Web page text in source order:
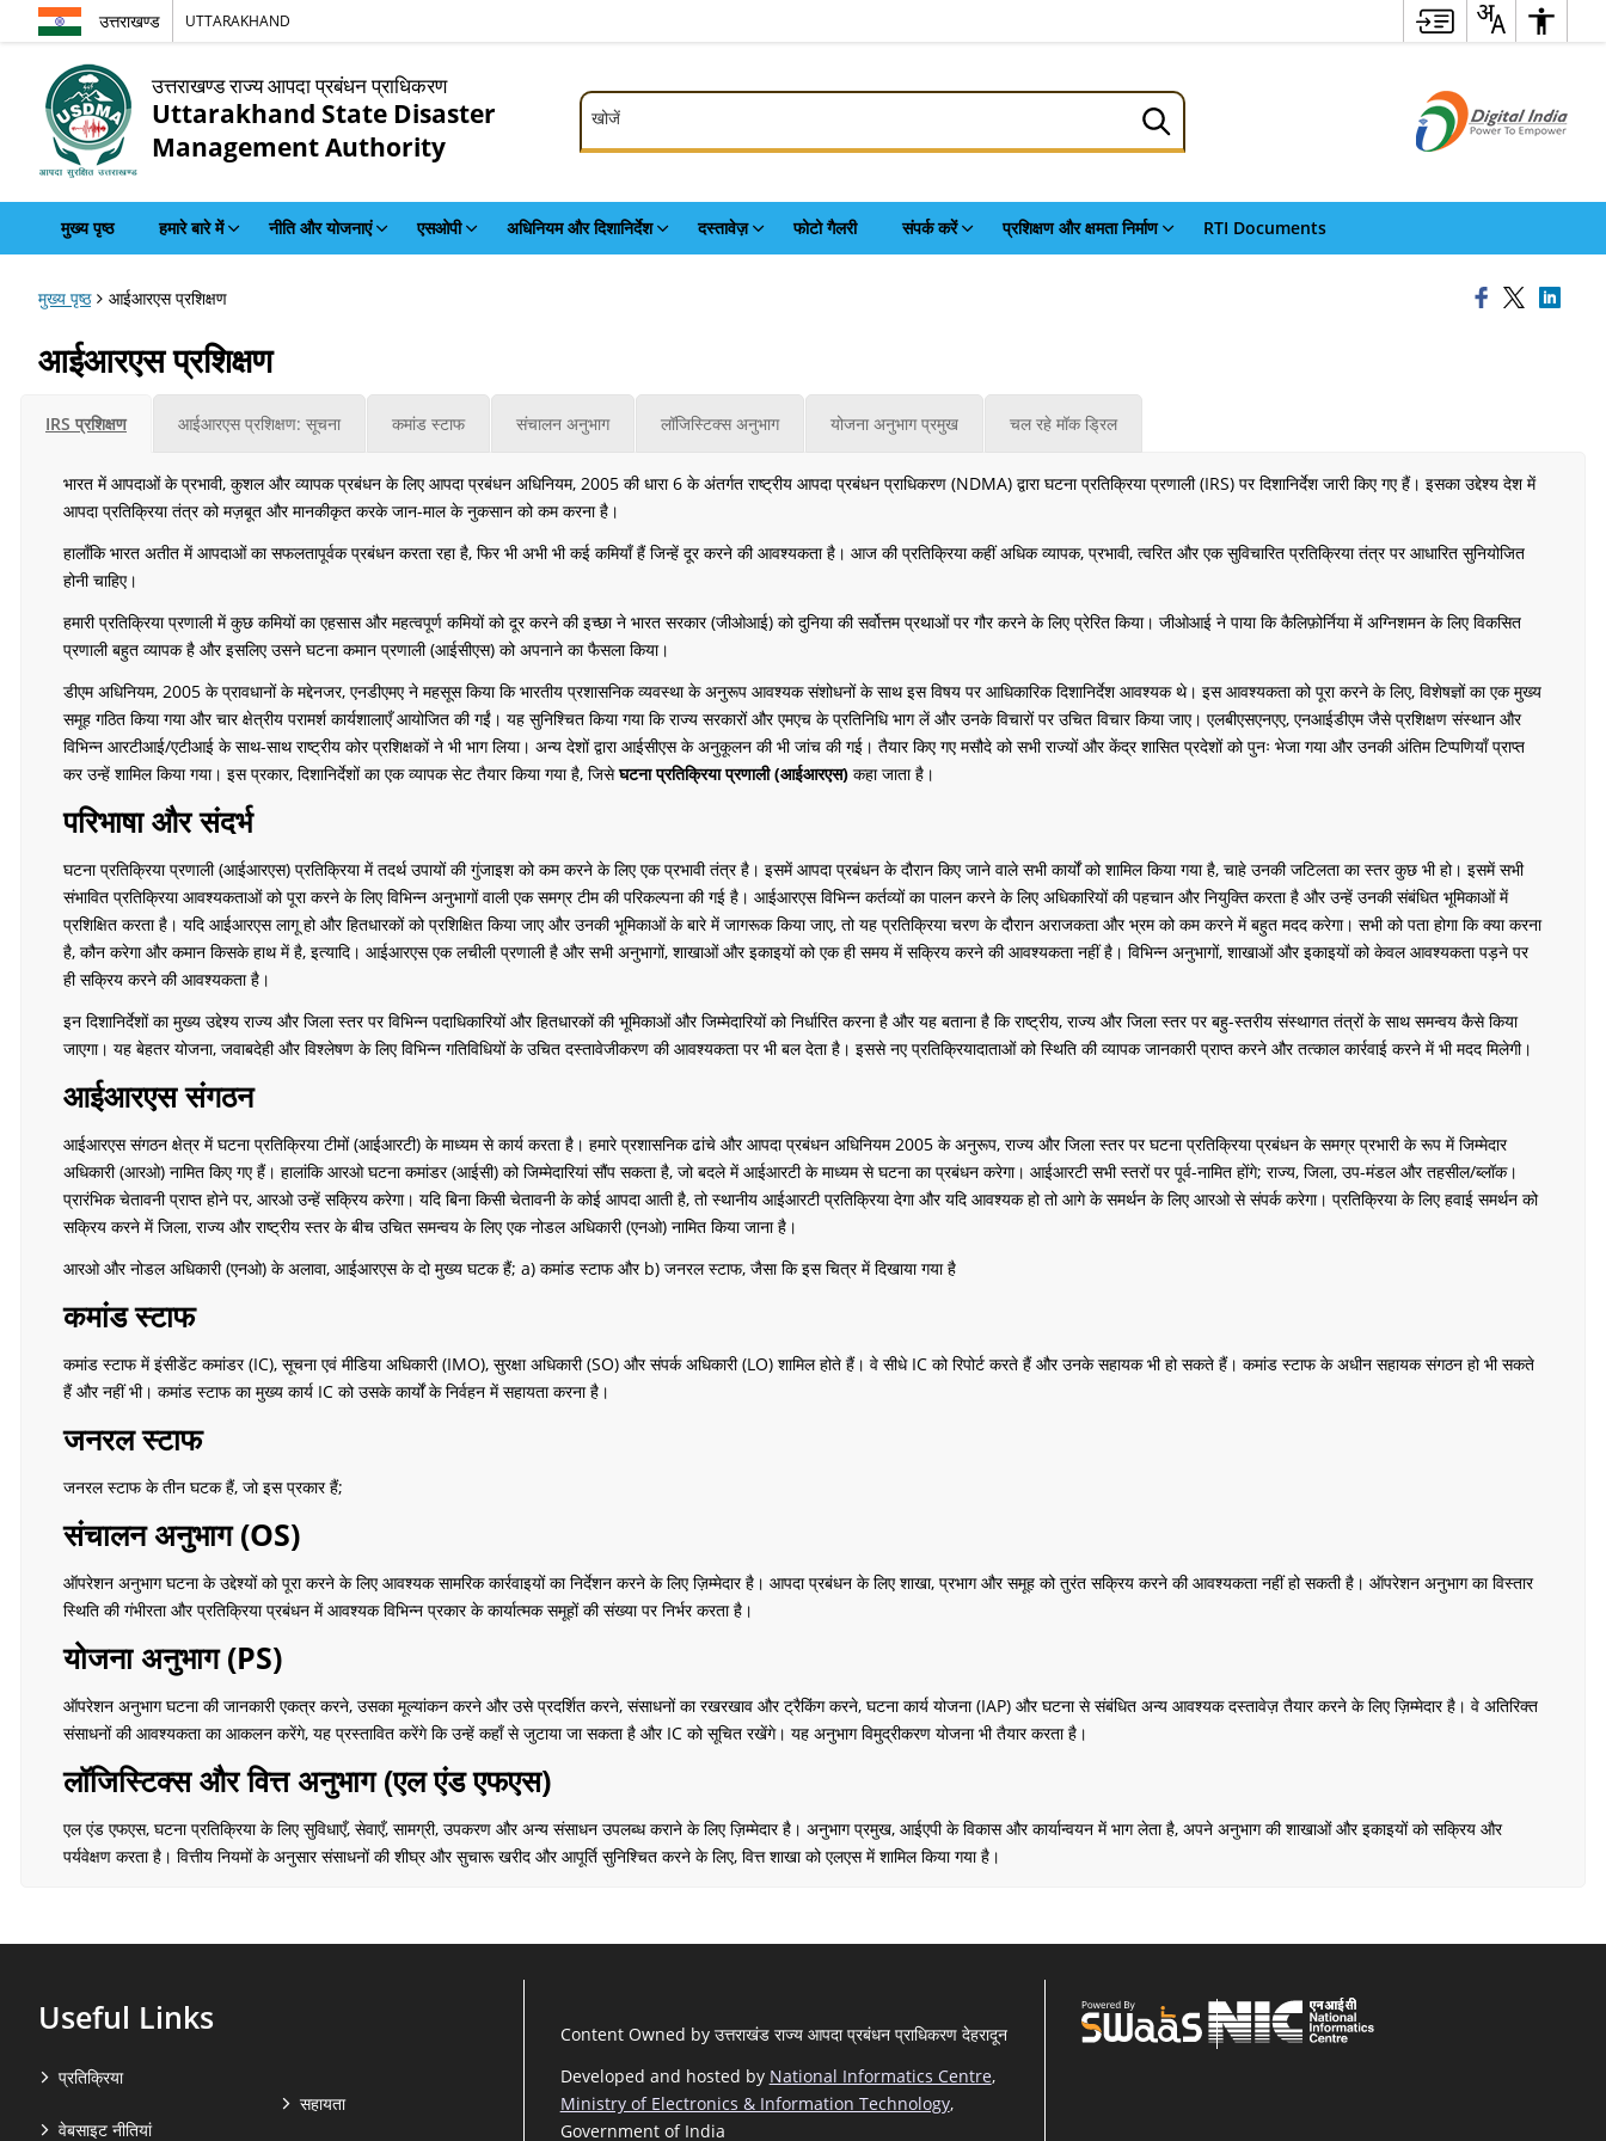
उत्तराखण्ड UTTARAKHAND
उत्तराखण्ड राज्य आपदा प्रबंधन प्राधिकरण
Uttarakhand State Disaster
Management Authority
खोजें
खोजें
मुख्य पृष्ठ हमारे बारे में नीति और योजनाएं एसओपी अधिनियम और दिशानिर्देश दस्तावेज़ फोटो गैलरी संपर्क करें प्रशिक्षण और क्षमता निर्माण RTI Documents
मुख्य पृष्ठ आईआरएस प्रशिक्षण
आईआरएस प्रशिक्षण
IRS प्रशिक्षण आईआरएस प्रशिक्षण: सूचना कमांड स्टाफ संचालन अनुभाग लॉजिस्टिक्स अनुभाग योजना अनुभाग प्रमुख चल रहे मॉक ड्रिल
भारत में आपदाओं के प्रभावी, कुशल और व्यापक प्रबंधन के लिए आपदा प्रबंधन अधिनियम, 2005 की धारा 6 के अंतर्गत राष्ट्रीय आपदा प्रबंधन प्राधिकरण (NDMA) द्वारा घटना प्रतिक्रिया प्रणाली (IRS) पर दिशानिर्देश जारी किए गए हैं। इसका उद्देश्य देश में
आपदा प्रतिक्रिया तंत्र को मज़बूत और मानकीकृत करके जान-माल के नुकसान को कम करना है।
हालाँकि भारत अतीत में आपदाओं का सफलतापूर्वक प्रबंधन करता रहा है, फिर भी अभी भी कई कमियाँ हैं जिन्हें दूर करने की आवश्यकता है। आज की प्रतिक्रिया कहीं अधिक व्यापक, प्रभावी, त्वरित और एक सुविचारित प्रतिक्रिया तंत्र पर आधारित सुनियोजित
होनी चाहिए।
हमारी प्रतिक्रिया प्रणाली में कुछ कमियों का एहसास और महत्वपूर्ण कमियों को दूर करने की इच्छा ने भारत सरकार (जीओआई) को दुनिया की सर्वोत्तम प्रथाओं पर गौर करने के लिए प्रेरित किया। जीओआई ने पाया कि कैलिफ़ोर्निया में अग्निशमन के लिए विकसित
प्रणाली बहुत व्यापक है और इसलिए उसने घटना कमान प्रणाली (आईसीएस) को अपनाने का फैसला किया।
डीएम अधिनियम, 2005 के प्रावधानों के मद्देनजर, एनडीएमए ने महसूस किया कि भारतीय प्रशासनिक व्यवस्था के अनुरूप आवश्यक संशोधनों के साथ इस विषय पर आधिकारिक दिशानिर्देश आवश्यक थे। इस आवश्यकता को पूरा करने के लिए, विशेषज्ञों का एक मुख्य
समूह गठित किया गया और चार क्षेत्रीय परामर्श कार्यशालाएँ आयोजित की गईं। यह सुनिश्चित किया गया कि राज्य सरकारों और एमएच के प्रतिनिधि भाग लें और उनके विचारों पर उचित विचार किया जाए। एलबीएसएनएए, एनआईडीएम जैसे प्रशिक्षण संस्थान और
विभिन्न आरटीआई/एटीआई के साथ-साथ राष्ट्रीय कोर प्रशिक्षकों ने भी भाग लिया। अन्य देशों द्वारा आईसीएस के अनुकूलन की भी जांच की गई। तैयार किए गए मसौदे को सभी राज्यों और केंद्र शासित प्रदेशों को पुनः भेजा गया और उनकी अंतिम टिप्पणियाँ प्राप्त
कर उन्हें शामिल किया गया। इस प्रकार, दिशानिर्देशों का एक व्यापक सेट तैयार किया गया है, जिसेघटना प्रतिक्रिया प्रणाली (आईआरएस) कहा जाता है।
परिभाषा और संदर्भ
घटना प्रतिक्रिया प्रणाली (आईआरएस) प्रतिक्रिया में तदर्थ उपायों की गुंजाइश को कम करने के लिए एक प्रभावी तंत्र है। इसमें आपदा प्रबंधन के दौरान किए जाने वाले सभी कार्यों को शामिल किया गया है, चाहे उनकी जटिलता का स्तर कुछ भी हो। इसमें सभी
संभावित प्रतिक्रिया आवश्यकताओं को पूरा करने के लिए विभिन्न अनुभागों वाली एक समग्र टीम की परिकल्पना की गई है। आईआरएस विभिन्न कर्तव्यों का पालन करने के लिए अधिकारियों की पहचान और नियुक्ति करता है और उन्हें उनकी संबंधित भूमिकाओं में
प्रशिक्षित करता है। यदि आईआरएस लागू हो और हितधारकों को प्रशिक्षित किया जाए और उनकी भूमिकाओं के बारे में जागरूक किया जाए, तो यह प्रतिक्रिया चरण के दौरान अराजकता और भ्रम को कम करने में बहुत मदद करेगा। सभी को पता होगा कि क्या करना
है, कौन करेगा और कमान किसके हाथ में है, इत्यादि। आईआरएस एक लचीली प्रणाली है और सभी अनुभागों, शाखाओं और इकाइयों को एक ही समय में सक्रिय करने की आवश्यकता नहीं है। विभिन्न अनुभागों, शाखाओं और इकाइयों को केवल आवश्यकता पड़ने पर
ही सक्रिय करने की आवश्यकता है।
इन दिशानिर्देशों का मुख्य उद्देश्य राज्य और जिला स्तर पर विभिन्न पदाधिकारियों और हितधारकों की भूमिकाओं और जिम्मेदारियों को निर्धारित करना है और यह बताना है कि राष्ट्रीय, राज्य और जिला स्तर पर बहु-स्तरीय संस्थागत तंत्रों के साथ समन्वय कैसे किया
जाएगा। यह बेहतर योजना, जवाबदेही और विश्लेषण के लिए विभिन्न गतिविधियों के उचित दस्तावेजीकरण की आवश्यकता पर भी बल देता है। इससे नए प्रतिक्रियादाताओं को स्थिति की व्यापक जानकारी प्राप्त करने और तत्काल कार्रवाई करने में भी मदद मिलेगी।
आईआरएस संगठन
आईआरएस संगठन क्षेत्र में घटना प्रतिक्रिया टीमों (आईआरटी) के माध्यम से कार्य करता है। हमारे प्रशासनिक ढांचे और आपदा प्रबंधन अधिनियम 2005 के अनुरूप, राज्य और जिला स्तर पर घटना प्रतिक्रिया प्रबंधन के समग्र प्रभारी के रूप में जिम्मेदार
अधिकारी (आरओ) नामित किए गए हैं। हालांकि आरओ घटना कमांडर (आईसी) को जिम्मेदारियां सौंप सकता है, जो बदले में आईआरटी के माध्यम से घटना का प्रबंधन करेगा। आईआरटी सभी स्तरों पर पूर्व-नामित होंगे; राज्य, जिला, उप-मंडल और तहसील/ब्लॉक।
प्रारंभिक चेतावनी प्राप्त होने पर, आरओ उन्हें सक्रिय करेगा। यदि बिना किसी चेतावनी के कोई आपदा आती है, तो स्थानीय आईआरटी प्रतिक्रिया देगा और यदि आवश्यक हो तो आगे के समर्थन के लिए आरओ से संपर्क करेगा। प्रतिक्रिया के लिए हवाई समर्थन को
सक्रिय करने में जिला, राज्य और राष्ट्रीय स्तर के बीच उचित समन्वय के लिए एक नोडल अधिकारी (एनओ) नामित किया जाना है।
आरओ और नोडल अधिकारी (एनओ) के अलावा, आईआरएस के दो मुख्य घटक हैं; a) कमांड स्टाफ और b) जनरल स्टाफ, जैसा कि इस चित्र में दिखाया गया है
कमांड स्टाफ
कमांड स्टाफ में इंसीडेंट कमांडर (IC), सूचना एवं मीडिया अधिकारी (IMO), सुरक्षा अधिकारी (SO) और संपर्क अधिकारी (LO) शामिल होते हैं। वे सीधे IC को रिपोर्ट करते हैं और उनके सहायक भी हो सकते हैं। कमांड स्टाफ के अधीन सहायक संगठन हो भी सकते
हैं और नहीं भी। कमांड स्टाफ का मुख्य कार्य IC को उसके कार्यों के निर्वहन में सहायता करना है।
जनरल स्टाफ
जनरल स्टाफ के तीन घटक हैं, जो इस प्रकार हैं;
संचालन अनुभाग (OS)
ऑपरेशन अनुभाग घटना के उद्देश्यों को पूरा करने के लिए आवश्यक सामरिक कार्रवाइयों का निर्देशन करने के लिए ज़िम्मेदार है। आपदा प्रबंधन के लिए शाखा, प्रभाग और समूह को तुरंत सक्रिय करने की आवश्यकता नहीं हो सकती है। ऑपरेशन अनुभाग का विस्तार
स्थिति की गंभीरता और प्रतिक्रिया प्रबंधन में आवश्यक विभिन्न प्रकार के कार्यात्मक समूहों की संख्या पर निर्भर करता है।
योजना अनुभाग (PS)
ऑपरेशन अनुभाग घटना की जानकारी एकत्र करने, उसका मूल्यांकन करने और उसे प्रदर्शित करने, संसाधनों का रखरखाव और ट्रैकिंग करने, घटना कार्य योजना (IAP) और घटना से संबंधित अन्य आवश्यक दस्तावेज़ तैयार करने के लिए ज़िम्मेदार है। वे अतिरिक्त
संसाधनों की आवश्यकता का आकलन करेंगे, यह प्रस्तावित करेंगे कि उन्हें कहाँ से जुटाया जा सकता है और IC को सूचित रखेंगे। यह अनुभाग विमुद्रीकरण योजना भी तैयार करता है।
लॉजिस्टिक्स और वित्त अनुभाग (एल एंड एफएस)
एल एंड एफएस, घटना प्रतिक्रिया के लिए सुविधाएँ, सेवाएँ, सामग्री, उपकरण और अन्य संसाधन उपलब्ध कराने के लिए ज़िम्मेदार है। अनुभाग प्रमुख, आईएपी के विकास और कार्यान्वयन में भाग लेता है, अपने अनुभाग की शाखाओं और इकाइयों को सक्रिय और
पर्यवेक्षण करता है। वित्तीय नियमों के अनुसार संसाधनों की शीघ्र और सुचारू खरीद और आपूर्ति सुनिश्चित करने के लिए, वित्त शाखा को एलएस में शामिल किया गया है।
Useful Links
प्रतिक्रिया
वेबसाइट नीतियां
सहायता
Content Owned by उत्तराखंड राज्य आपदा प्रबंधन प्राधिकरण देहरादून
Developed and hosted by National Informatics Centre,
Ministry of Electronics & Information Technology,
Government of India